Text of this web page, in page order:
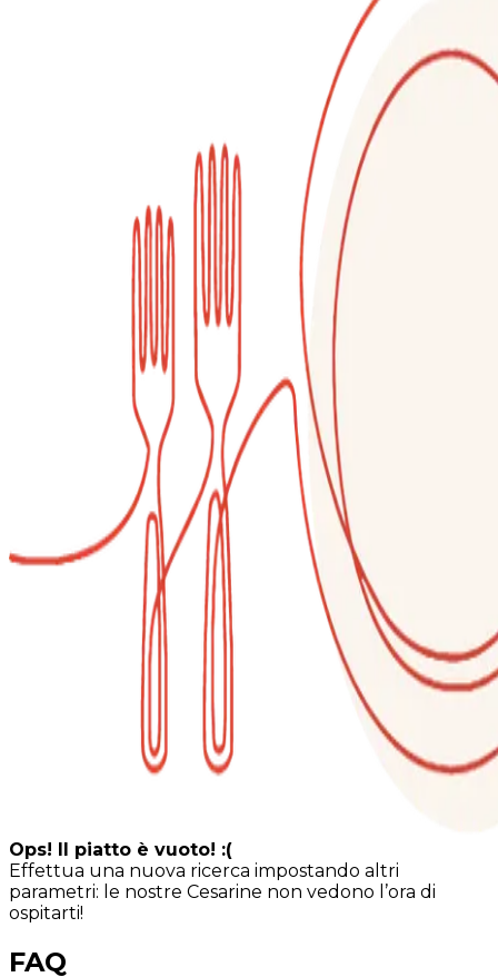
Ops! Il piatto è vuoto! :(
Effettua una nuova ricerca impostando altri
parametri: le nostre Cesarine non vedono l’ora di
ospitarti!
FAQ